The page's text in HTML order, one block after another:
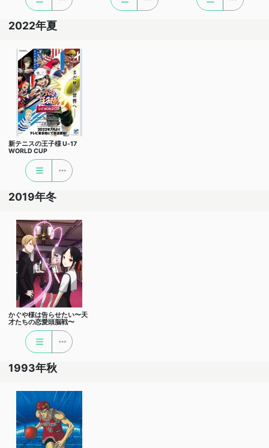
2022年夏
新テニスの王子様 U-17
WORLD CUP
2019年冬
かぐや様は告らせたい〜天
才たちの恋愛頭脳戦〜
1993年秋